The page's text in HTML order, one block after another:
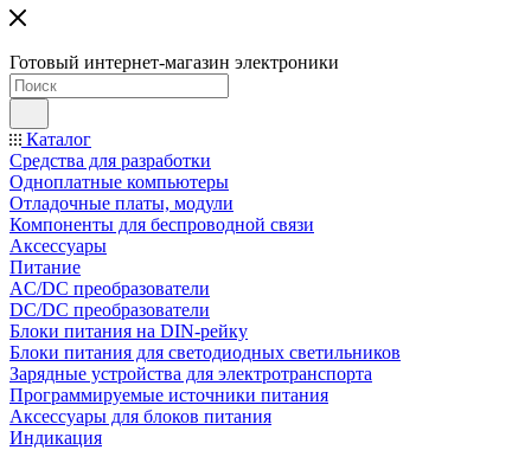
Готовый интернет-магазин электроники
Каталог
Средства для разработки
Одноплатные компьютеры
Отладочные платы, модули
Компоненты для беспроводной связи
Аксессуары
Питание
AC/DC преобразователи
DC/DC преобразователи
Блоки питания на DIN-рейку
Блоки питания для светодиодных светильников
Зарядные устройства для электротранспорта
Программируемые источники питания
Аксессуары для блоков питания
Индикация